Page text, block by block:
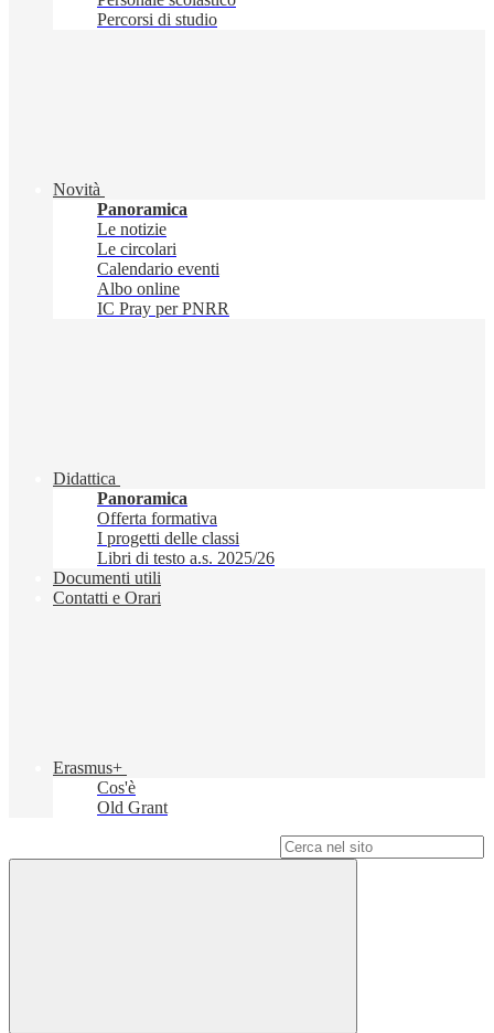
Percorsi di studio
Novità
Panoramica
Le notizie
Le circolari
Calendario eventi
Albo online
IC Pray per PNRR
Didattica
Panoramica
Offerta formativa
I progetti delle classi
Libri di testo a.s. 2025/26
Documenti utili
Contatti e Orari
Erasmus+
Cos'è
Old Grant